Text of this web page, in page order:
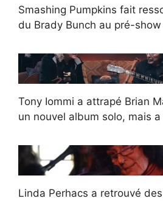
Smashing Pumpkins fait
du Brady Bunch au pré-
Tony Iommi a attrapé Brian
un nouvel album solo, mais
Linda Perhacs a retrouvé